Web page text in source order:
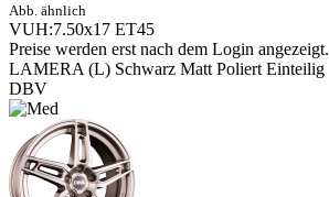
Abb. ähnlich
VUH:7.50x17 ET45
Preise werden erst nach dem Login angezeigt.
LAMERA (L) Schwarz Matt Poliert Einteilig
DBV